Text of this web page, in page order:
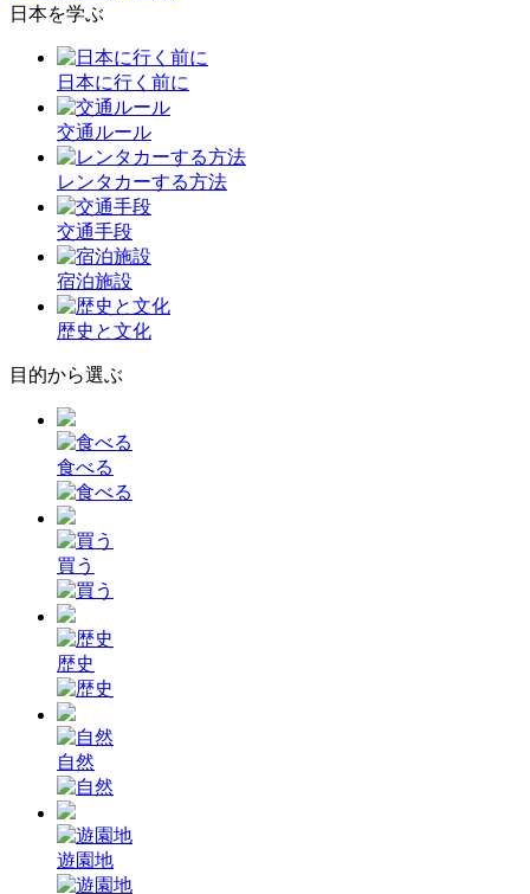
日本を学ぶ
日本に行く前に
交通ルール
レンタカーする方法
交通手段
宿泊施設
歴史と文化
目的から選ぶ
食べる
買う
歴史
自然
遊園地